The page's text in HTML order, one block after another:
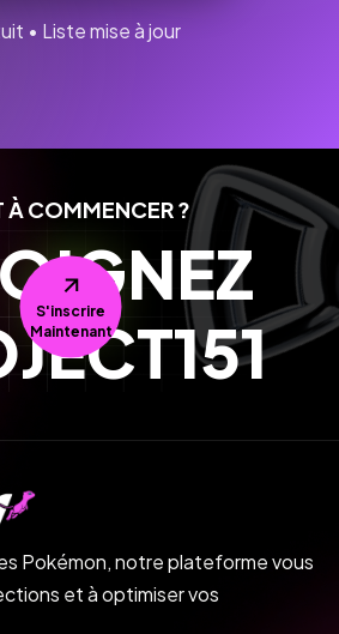
• Liste mise à jour
À COMMENCER ?
S'inscrire
Maintenant
Pokémon, notre plateforme vous
et à optimiser vos